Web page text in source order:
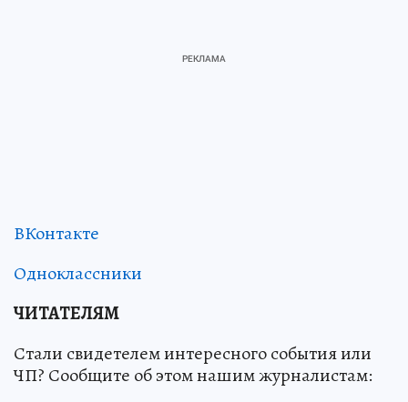
ВКонтакте
Одноклассники
ЧИТАТЕЛЯМ
Стали свидетелем интересного события или
ЧП? Сообщите об этом нашим журналистам: